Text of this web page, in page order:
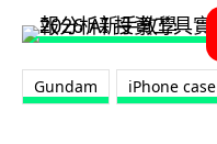
Gundam iPhone case